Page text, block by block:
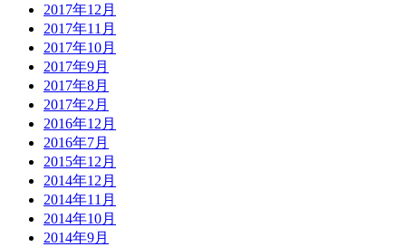
2017年12月
2017年11月
2017年10月
2017年9月
2017年8月
2017年2月
2016年12月
2016年7月
2015年12月
2014年12月
2014年11月
2014年10月
2014年9月